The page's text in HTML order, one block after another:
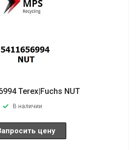
Terex|Fuchs NUT
В наличии
цену